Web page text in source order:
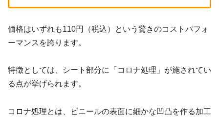
価格はいずれも110円（税込）という驚きのコストパフォ
ーマンスを誇ります。
特徴としては、シート部分に「コロナ処理」が施されてい
る点が挙げられます。
コロナ処理とは、ビニールの表面に細かな凹凸を作る加工